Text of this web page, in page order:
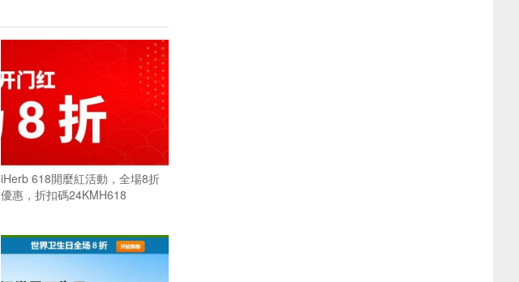
iHerb 618開麼紅活動，全場8折
優惠，折扣碼24KMH618